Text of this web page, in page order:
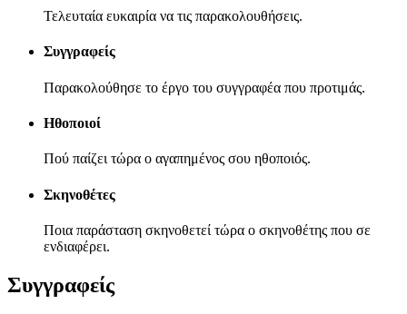
Τελευταία ευκαιρία να τις παρακολουθήσεις.
Συγγραφείς
Παρακολούθησε το έργο του συγγραφέα που προτιμάς.
Ηθοποιοί
Πού παίζει τώρα ο αγαπημένος σου ηθοποιός.
Σκηνοθέτες
Ποια παράσταση σκηνοθετεί τώρα ο σκηνοθέτης που σε
ενδιαφέρει.
Συγγραφείς